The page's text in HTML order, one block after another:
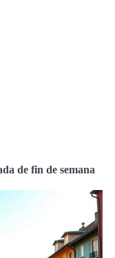
de fin de semana